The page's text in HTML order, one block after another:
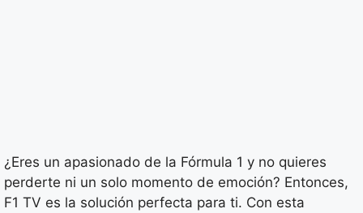
¿Eres un apasionado de la Fórmula 1 y no quieres
perderte ni un solo momento de emoción? Entonces,
F1 TV es la solución perfecta para ti. Con esta